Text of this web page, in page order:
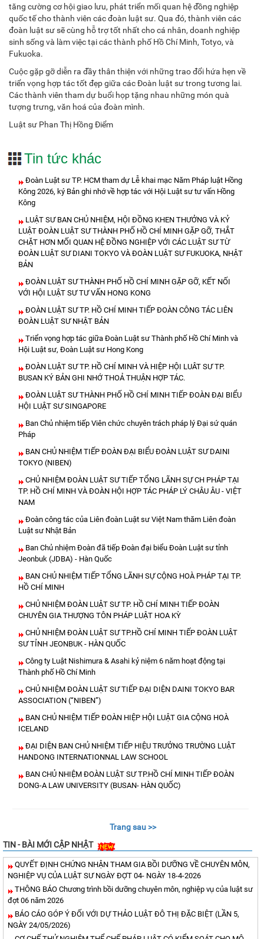
tăng cường cơ hội giao lưu, phát triển mối quan hệ đồng nghiệp
quốc tế cho thành viên các đoàn luật sư. Qua đó, thành viên các
đoàn luật sư sẽ cùng hỗ trợ tốt nhất cho cá nhân, doanh nghiệp
sinh sống và làm việc tại các thành phố Hồ Chí Minh, Totyo, và
Fukuoka.
Cuộc gặp gỡ diễn ra đầy thân thiện với những trao đổi hứa hẹn về
triển vọng hợp tác tốt đẹp giữa các Đoàn luật sư trong tương lai.
Các thành viên tham dự buổi họp tặng nhau những món quà
tượng trưng, văn hoá của đoàn mình.
Luật sư Phan Thị Hồng Điểm
Tin tức khác
Đoàn Luật sư TP. HCM tham dự Lễ khai mạc Năm Pháp luật Hồng
Kông 2026, ký Bản ghi nhớ về hợp tác với Hội Luật sư tư vấn Hồng
Kông
LUẬT SƯ BAN CHỦ NHIỆM, HỘI ĐỒNG KHEN THƯỞNG VÀ KỶ
LUẬT ĐOÀN LUẬT SƯ THÀNH PHỐ HỒ CHÍ MINH GẶP GỠ, THẮT
CHẶT HƠN MỐI QUAN HỆ ĐỒNG NGHIỆP VỚI CÁC LUẬT SƯ TỪ
ĐOÀN LUẬT SƯ DIANI TOKYO VÀ ĐOÀN LUẬT SƯ FUKUOKA, NHẬT
BẢN
ĐOÀN LUẬT SƯ THÀNH PHỐ HỒ CHÍ MINH GẶP GỠ, KẾT NỐI
VỚI HỘI LUẬT SƯ TƯ VẤN HONG KONG
ĐOÀN LUẬT SƯ TP. HỒ CHÍ MINH TIẾP ĐOÀN CÔNG TÁC LIÊN
ĐOÀN LUẬT SƯ NHẬT BẢN
Triển vọng hợp tác giữa Đoàn Luật sư Thành phố Hồ Chí Minh và
Hội Luật sư, Đoàn Luật sư Hong Kong
ĐOÀN LUẬT SƯ TP. HỒ CHÍ MINH VÀ HIỆP HỘI LUÂT SƯ TP.
BUSAN KÝ BẢN GHI NHỚ THOẢ THUẬN HỢP TÁC.
ĐOÀN LUẬT SƯ THÀNH PHỐ HỒ CHÍ MINH TIẾP ĐOÀN ĐẠI BIỂU
HỘI LUẬT SƯ SINGAPORE
Ban Chủ nhiệm tiếp Viên chức chuyên trách pháp lý Đại sứ quán
Pháp
BAN CHỦ NHIỆM TIẾP ĐOÀN ĐẠI BIỂU ĐOÀN LUẬT SƯ DAINI
TOKYO (NIBEN)
CHỦ NHIỆM ĐOÀN LUẬT SƯ TIẾP TỔNG LÃNH SỰ CH PHÁP TẠI
TP. HỒ CHÍ MINH VÀ ĐOÀN HỘI HỢP TÁC PHÁP LÝ CHÂU ÂU - VIỆT
NAM
Đoàn công tác của Liên đoàn Luật sư Việt Nam thăm Liên đoàn
Luật sư Nhật Bản
Ban Chủ nhiệm Đoàn đã tiếp Đoàn đại biểu Đoàn Luật sư tỉnh
Jeonbuk (JDBA) - Hàn Quốc
BAN CHỦ NHIỆM TIẾP TỔNG LÃNH SỰ CỘNG HOÀ PHÁP TẠI TP.
HỒ CHÍ MINH
CHỦ NHIỆM ĐOÀN LUẬT SƯ TP. HỒ CHÍ MINH TIẾP ĐOÀN
CHUYÊN GIA THƯỢNG TÔN PHÁP LUẬT HOA KỲ
CHỦ NHIỆM ĐOÀN LUẬT SƯ TP.HỒ CHÍ MINH TIẾP ĐOÀN LUẬT
SƯ TỈNH JEONBUK - HÀN QUỐC
Công ty Luật Nishimura & Asahi kỷ niệm 6 năm hoạt động tại
Thành phố Hồ Chí Minh
CHỦ NHIỆM ĐOÀN LUẬT SƯ TIẾP ĐẠI DIỆN DAINI TOKYO BAR
ASSOCIATION (“NIBEN”)
BAN CHỦ NHIỆM TIẾP ĐOÀN HIỆP HỘI LUẬT GIA CỘNG HOÀ
ICELAND
ĐẠI DIỆN BAN CHỦ NHIỆM TIẾP HIỆU TRƯỞNG TRƯỜNG LUẬT
HANDONG INTERNATIONNAL LAW SCHOOL
BAN CHỦ NHIỆM ĐOÀN LUẬT SƯ TP.HỒ CHÍ MINH TIẾP ĐOÀN
DONG-A LAW UNIVERSITY (BUSAN- HÀN QUỐC)
Trang sau >>
TIN - BÀI MỚI CẬP NHẬT
QUYẾT ĐỊNH CHỨNG NHẬN THAM GIA BỒI DƯỠNG VỀ CHUYÊN MÔN,
NGHIỆP VỤ CỦA LUẬT SƯ NGÀY ĐỢT 04- NGÀY 18-4-2026
THÔNG BÁO Chương trình bồi dưỡng chuyên môn, nghiệp vụ của luật sư
đợt 06 năm 2026
BÁO CÁO GÓP Ý ĐỐI VỚI DỰ THẢO LUẬT ĐÔ THỊ ĐẶC BIỆT (LẦN 5,
NGÀY 24/05/2026)